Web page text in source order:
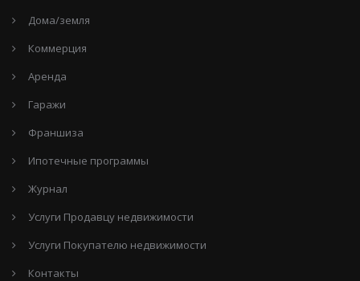
Дома/земля
Коммерция
Аренда
Гаражи
Франшиза
Ипотечные программы
Журнал
Услуги Продавцу недвижимости
Услуги Покупателю недвижимости
Контакты